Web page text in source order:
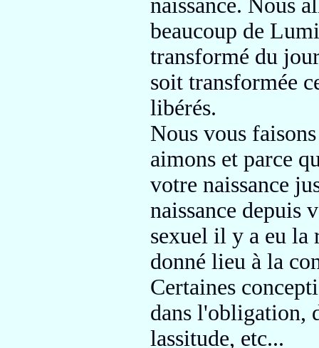
naissance. Nous
beaucoup de
transformé du
soit transformée
libérés.
Nous vous
aimons et parce
votre naissance
naissance depuis
sexuel il y a eu la
donné lieu à la
Certaines
dans l'obligation,
lassitude, etc...